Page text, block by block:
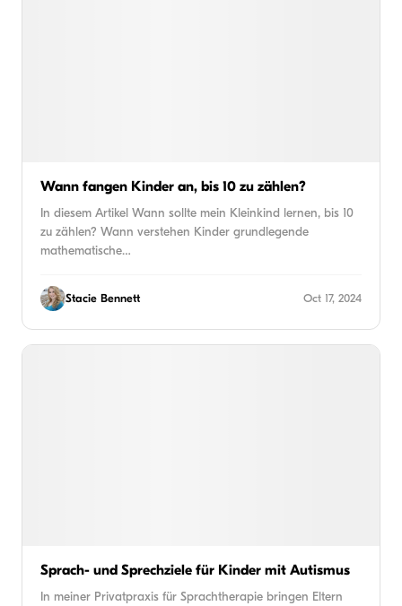
Wann fangen Kinder an, bis 10 zu zählen?
In diesem Artikel Wann sollte mein Kleinkind lernen, bis 10
zu zählen? Wann verstehen Kinder grundlegende
mathematische…
Stacie Bennett Oct 17, 2024
Sprach- und Sprechziele für Kinder mit Autismus
In meiner Privatpraxis für Sprachtherapie bringen Eltern